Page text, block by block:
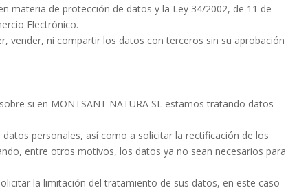
materia de protección de datos y la Ley 34/2002, de 11 de
Electrónico.
vender, ni compartir los datos con terceros sin su aprobación
si en MONTSANT NATURA SL estamos tratando datos
personales, así como a solicitar la rectificación de los
entre otros motivos, los datos ya no sean necesarios para
la limitación del tratamiento de sus datos, en este caso